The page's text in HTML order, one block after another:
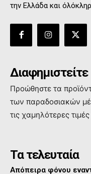
την Ελλάδα και
Διαφημιστείτε
Προώθηστε τα
των παραδοσιακών
τις χαμηλότερες
Τα τελευταία
Απόπειρα φόνου